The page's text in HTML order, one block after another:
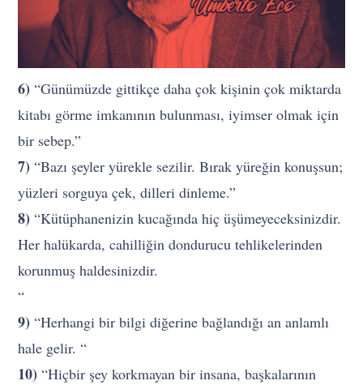
6)“Günümüzde gittikçe daha çok kişinin çok miktarda
kitabı görme imkanının bulunması, iyimser olmak için
bir sebep.”
7) “Bazı şeyler yürekle sezilir. Bırak yüreğin konuşsun;
yüzleri sorguya çek, dilleri dinleme.”
8)“Kütüphanenizin kucağında hiç üşümeyeceksinizdir.
Her halükarda, cahilliğin dondurucu tehlikelerinden
korunmuş haldesinizdir.
“
9)“Herhangi bir bilgi diğerine bağlandığı an anlamlı
hale gelir. “
10) “Hiçbir şey korkmayan bir insana, başkalarının